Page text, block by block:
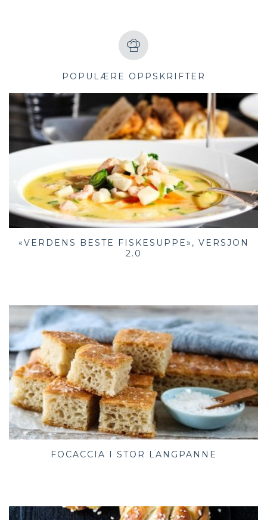
POPULÆRE OPPSKRIFTER
«VERDENS BESTE FISKESUPPE», VERSJON
2.0
FOCACCIA I STOR LANGPANNE